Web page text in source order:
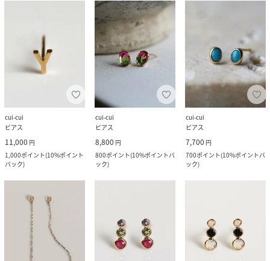
cui-cui
ピアス
11,000 円
1,000ポイント(10%ポイント
バック)
cui-cui
ピアス
8,800 円
800ポイント(10%ポイントバ
ック)
cui-cui
ピアス
7,700 円
700ポイント(10%ポイントバ
ック)